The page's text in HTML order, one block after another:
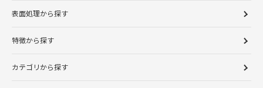
表面処理から探す
特徴から探す
カテゴリから探す